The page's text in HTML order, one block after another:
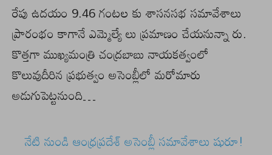
రేపు ఉదయం 9.46 గంటల కు శాసనసభ సమావేశాలు
ప్రారంభం కాగానే ఎమ్మెల్యే లు ప్రమాణం చేయనున్నా రు.
కొత్తగా ముఖ్యమంత్రి చంద్రబాబు నాయకత్వంలో
కొలువుదీరిన ప్రభుత్వం అసెంబ్లీలో మరోమారు
అడుగుపెట్టనుంది…
నేటి నుండి ఆంధ్రప్రదేశ్ అసెంబ్లీ సమావేశాలు షురూ!